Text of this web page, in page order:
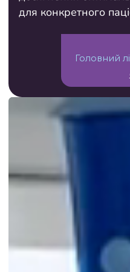
для конкретного
Головний